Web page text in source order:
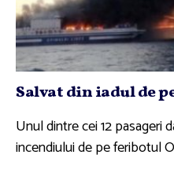
Salvat din iadul de
Unul dintre cei 12 pasageri
incendiului de pe feribotul